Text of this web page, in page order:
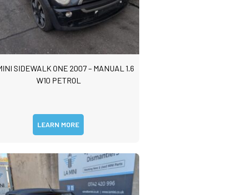
SIDEWALK ONE 2007 – MANUAL 1.6
W10 PETROL
LEARN MORE